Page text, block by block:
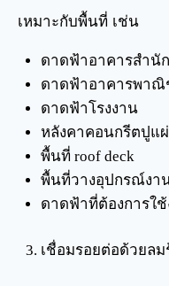
เหมาะกับพื้นที่ เช่น
ดาดฟ้าอาคารสำนั
ดาดฟ้าอาคารพาณิ
ดาดฟ้าโรงงาน
หลังคาคอนกรีตปูแ
พื้นที่ roof deck
พื้นที่วางอุปกรณ์งา
ดาดฟ้าที่ต้องการใ
เชื่อมรอยต่อด้วยลม